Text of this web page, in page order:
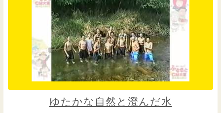
ゆたかな自然と澄んだ水